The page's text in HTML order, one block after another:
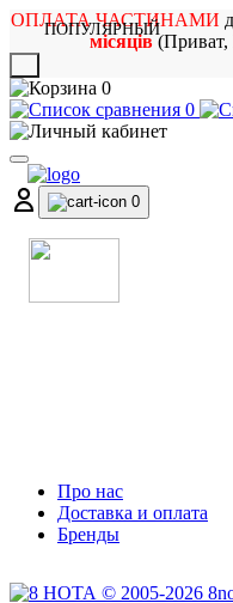
ОПЛАТА ЧАСТИНАМИ
місяців
0
0
0
Про нас
Доставка и оплата
Бренды
ПОПУЛЯРНЫЙ